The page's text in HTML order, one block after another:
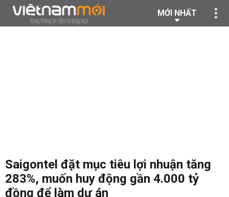
MỚI NHẤT
Saigontel đặt mục tiêu lợi nhuận tăng
283%, muốn huy động gần 4.000 tỷ
đồng để làm dự án